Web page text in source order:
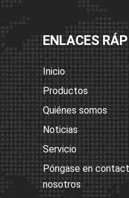
ENLACES
Inicio
Productos
Quiénes somos
Noticias
Servicio
Póngase en
nosotros